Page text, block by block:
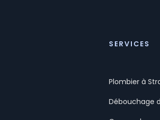
SERVICES
Plombier à
Débouchage